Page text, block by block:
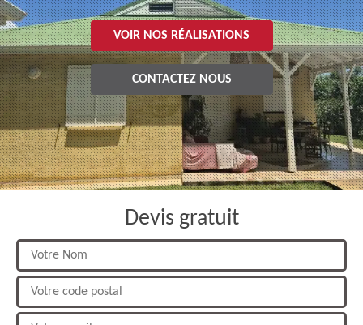
VOIR NOS RÉALISATIONS
CONTACTEZ NOUS
Devis gratuit